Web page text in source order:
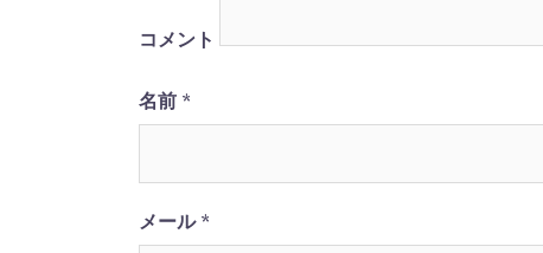
シ
ョ
ン
コメント
名前 *
メール *